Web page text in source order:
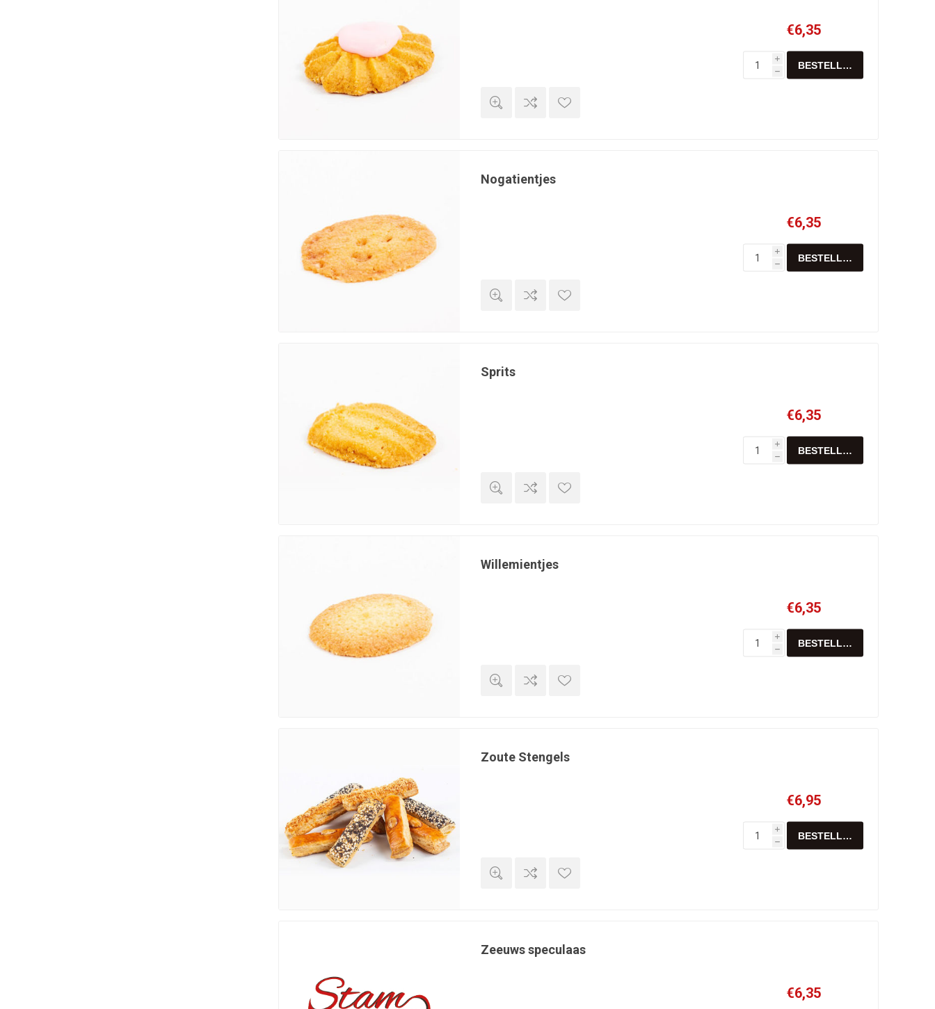
€6,35
i
h
Nogatientjes
€6,35
i
h
Sprits
€6,35
i
h
Willemientjes
€6,35
i
h
Zoute Stengels
€6,95
i
h
Zeeuws speculaas
€6,35